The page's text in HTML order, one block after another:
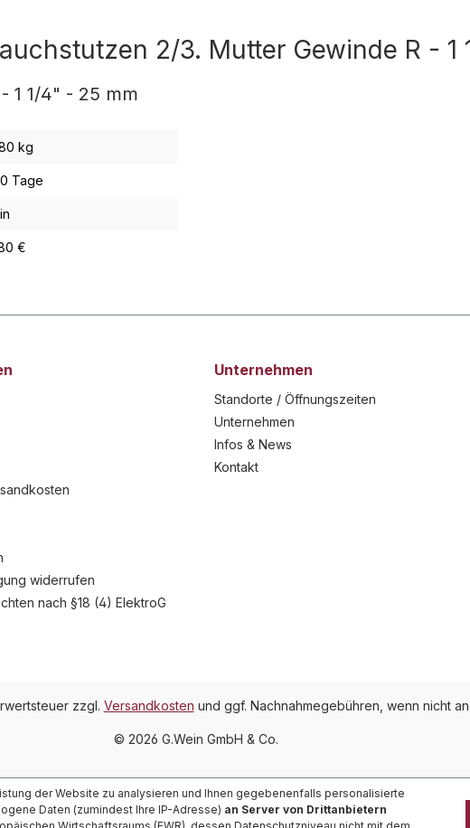
2/3. Mutter Gewinde R - 1
1 1/4" - 25 mm
kg
Tage
€
widerrufen
nach §18 (4) ElektroG
Unternehmen
Standorte / Öffnungszeiten
Unternehmen
Infos & News
Kontakt
zzgl. Versandkosten und ggf. Nachnahmegebühren, wenn nicht
© 2026 G.Wein GmbH & Co.
der Website zu analysieren und Ihnen gegebenenfalls personalisierte
Daten (zumindest Ihre IP-Adresse) an Server von Drittanbietern